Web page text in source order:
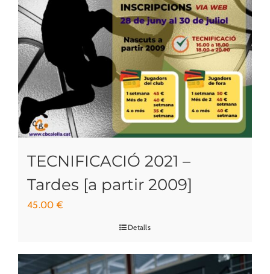
TECNIFICACIÓ 2021 –
Tardes [a partir 2009]
45.00€
Detalls